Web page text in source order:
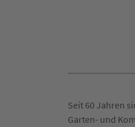
Seit 60 Jahren
Garten- und